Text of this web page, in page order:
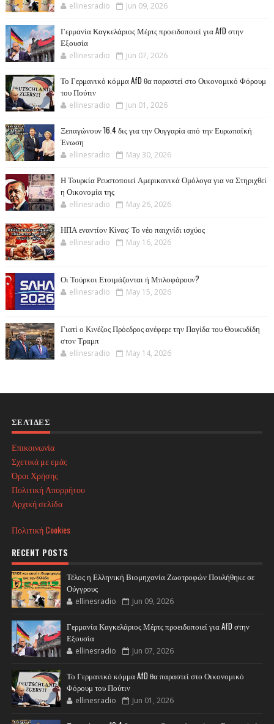
ellinesradio Jun 09, 2026
Γερμανία Καγκελάριος Μέρτς προειδοποιεί για AfD στην
Εξουσία
ellinesradio Jun 07, 2026
Το Γερμανικό κόμμα AfD θα παραστεί στο Οικονομικό Φόρουμ
του Πούτιν
ellinesradio Jun 01, 2026
Ξεπαγώνουν 16.4 δις για την Ουγγαρία από την Ευρωπαϊκή
Ένωση
ellinesradio May 30, 2026
Η Τουρκία Ρευστοποιεί Αμερικανικά Ομόλογα για να Στηριχθεί
η Οικονομία της
ellinesradio May 26, 2026
ΗΠΑ εναντίον Κίνας: Το νέο παιχνίδι ισχύος
ellinesradio May 16, 2026
Οι Τούρκοι Ετοιμάζονται ή Μπλοφάρουν?
ellinesradio May 15, 2026
Γιατί ο Κινέζος Πρόεδρος ανέφερε την Παγίδα του Θουκυδίδη
στον Τραμπ
ellinesradio May 14, 2026
ΣΕΛΊΔΕΣ
Επικοινωνία
Σχετικά με εμάς
Όροι Χρήσης
Πολιτική Απορρήτου
Αρχική σελίδα
Πολιτική Cookies
RECENT POSTS
Τέλος η Ελληνική Βιομηχανία Ζωοτροφών Πουλήθηκε σε
Ούγγρους
ellinesradio Jun 09, 2026
Γερμανία Καγκελάριος Μέρτς προειδοποιεί για AfD στην
Εξουσία
ellinesradio Jun 07, 2026
Το Γερμανικό κόμμα AfD θα παραστεί στο Οικονομικό
Φόρουμ του Πούτιν
ellinesradio Jun 01, 2026